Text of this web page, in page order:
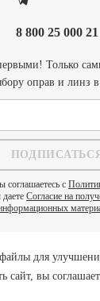
8 800 25 000 21
Только
оправ и линз
с
Согласие на
для
сайт, вы